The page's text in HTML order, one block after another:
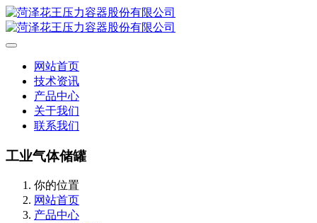
网站首页
技术资讯
产品中心
关于我们
联系我们
工业气体储罐
你的位置
网站首页
产品中心